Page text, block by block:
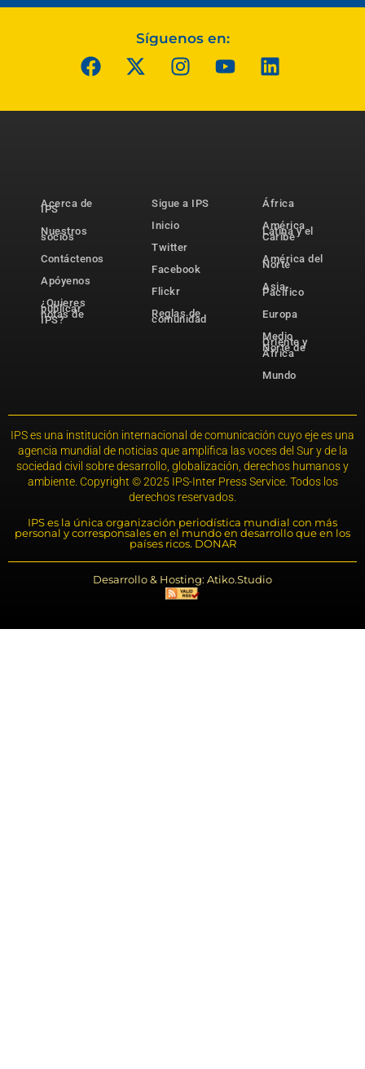
Síguenos en:
Acerca de
IPS
Nuestros
socios
Contáctenos
Apóyenos
¿Quieres
publicar
notas de
IPS?
Sigue a IPS
Inicio
Twitter
Facebook
Flickr
Reglas de
comunidad
África
América
Latina y el
Caribe
América del
Norte
Asia-
Pacífico
Europa
Medio
Oriente y
Norte de
África
Mundo
IPS es una institución internacional de comunicación cuyo eje es una
agencia mundial de noticias que amplifica las voces del Sur y de la
sociedad civil sobre desarrollo, globalización, derechos humanos y
ambiente. Copyright © 2025 IPS-Inter Press Service. Todos los
derechos reservados.
IPS es la única organización periodística mundial con más
personal y corresponsales en el mundo en desarrollo que en los
países ricos. DONAR
Desarrollo & Hosting: Atiko.Studio